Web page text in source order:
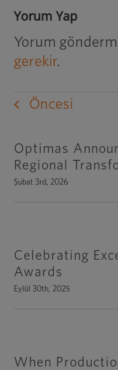
Yorum Yap
Yorum
gerekir.
Öncesi
Optimas
Regional
Şubat 3rd, 2026
Celebrating
Awards
Eylül 30th, 2025
When